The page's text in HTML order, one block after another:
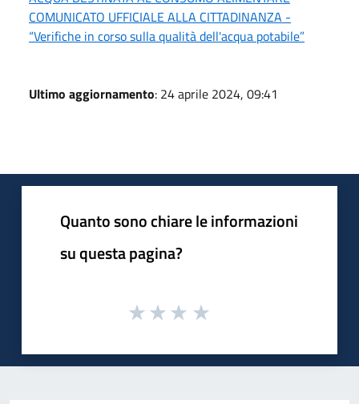
COMUNICATO UFFICIALE ALLA CITTADINANZA -
“Verifiche in corso sulla qualità dell'acqua potabile”
Ultimo aggiornamento: 24 aprile 2024, 09:41
Quanto sono chiare le informazioni
su questa pagina?